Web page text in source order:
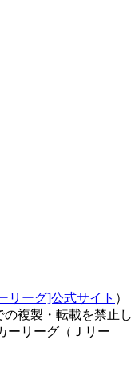
リーグ]公式サイト ）
複製・転載を禁止し
ーリーグ（Ｊリー